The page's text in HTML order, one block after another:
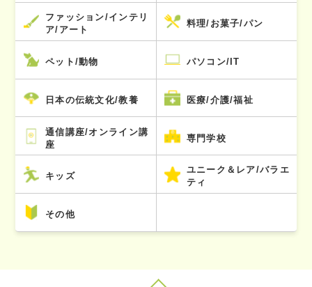
ファッション/インテリ
ア/アート
料理/お菓子/パン
ペット/動物 パソコン/IT
日本の伝統文化/教養 医療/介護/福祉
通信講座/オンライン講
座
専門学校
キッズ
ユニーク＆レア/バラエ
ティ
その他